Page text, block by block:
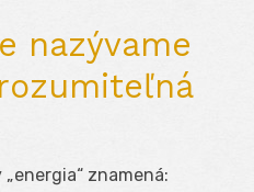
nazývame
znamená: